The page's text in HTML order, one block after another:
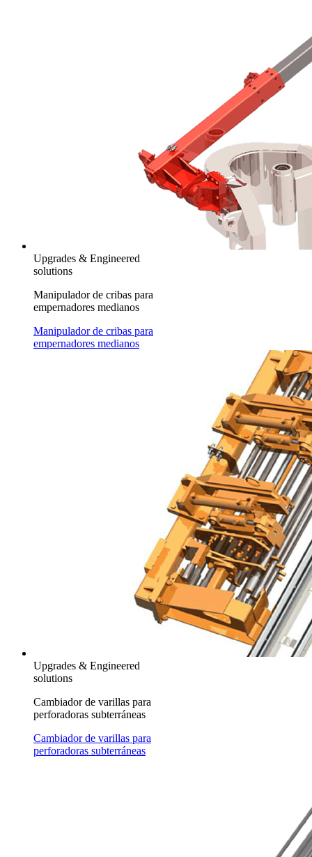
Upgrades & Engineered
solutions
Manipulador de cribas para
empernadores medianos
Manipulador de cribas para
empernadores medianos
Upgrades & Engineered
solutions
Cambiador de varillas para
perforadoras subterráneas
Cambiador de varillas para
perforadoras subterráneas